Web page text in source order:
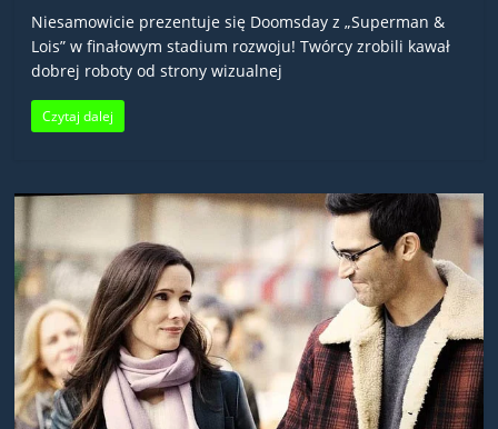
Niesamowicie prezentuje się Doomsday z „Superman &
Lois” w finałowym stadium rozwoju! Twórcy zrobili kawał
dobrej roboty od strony wizualnej
Czytaj dalej